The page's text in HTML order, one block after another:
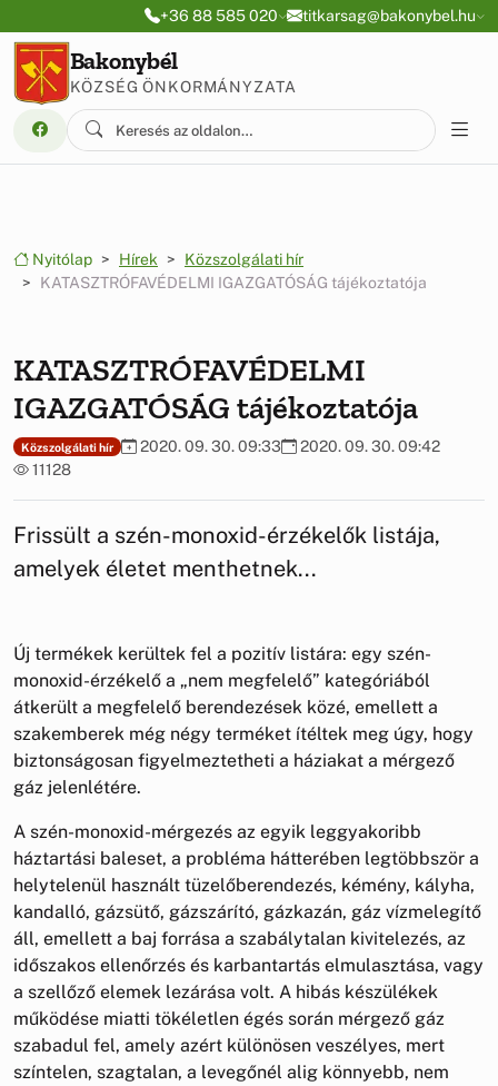
Ugrás a menüre
Ugrás a tartalomra+36 88 585 020 titkarsag@bakonybel.hu
Bakonybél
KÖZSÉG ÖNKORMÁNYZATA
Nyitólap Hírek
Közszolgálati hír
KATASZTRÓFAVÉDELMI IGAZGATÓSÁG tájékoztatója
KATASZTRÓFAVÉDELMI
IGAZGATÓSÁG tájékoztatója
Közszolgálati hír 2020. 09. 30. 09:33
2020. 09. 30. 09:42
11128
Frissült a szén-monoxid-érzékelők listája,
amelyek életet menthetnek...
Új termékek kerültek fel a pozitív listára: egy szén-
monoxid-érzékelő a „nem megfelelő” kategóriából
átkerült a megfelelő berendezések közé, emellett a
szakemberek még négy terméket ítéltek meg úgy, hogy
biztonságosan figyelmeztetheti a háziakat a mérgező
gáz jelenlétére.
A szén-monoxid-mérgezés az egyik leggyakoribb
háztartási baleset, a probléma hátterében legtöbbször a
helytelenül használt tüzelőberendezés, kémény, kályha,
kandalló, gázsütő, gázszárító, gázkazán, gáz vízmelegítő
áll, emellett a baj forrása a szabálytalan kivitelezés, az
időszakos ellenőrzés és karbantartás elmulasztása, vagy
a szellőző elemek lezárása volt. A hibás készülékek
működése miatti tökéletlen égés során mérgező gáz
szabadul fel, amely azért különösen veszélyes, mert
színtelen, szagtalan, a levegőnél alig könnyebb, nem